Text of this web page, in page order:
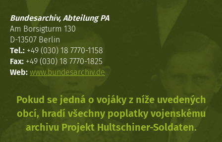
Bundesarchiv, Abteilung PA
Am Borsigturm 130
D-13507 Berlin
Tel.: +49 (030) 18 7770-1158
Fax: +49 (030) 18 7770-1825
Web: www.bundesarchiv.de
Pokud se jedná o vojáky z níže uvedených
obcí, hradí všechny poplatky vojenskému
archivu Projekt Hultschiner-Soldaten.